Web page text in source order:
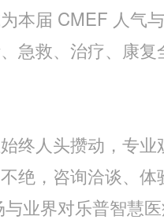
本届 CMEF 人气
急救、治疗、康
终人头攒动，专
绝，咨询洽谈、
业界对乐普智慧